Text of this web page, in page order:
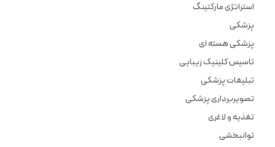
استراتژی مارکتینگ
پزشکی
پزشکی هسته ای
تاسیس کلینیک زیبایی
تبلیغات پزشکی
تصویربرداری پزشکی
تغذیه و لاغری
توانبخشی